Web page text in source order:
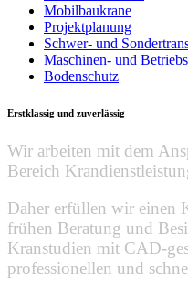
Mobilbaukrane
Projektplanung
Schwer- und
Maschinen- und
Bodenschutz
Erstklassig und zuverlässig
Wir arbeiten mit dem
Bereich
Daher erfüllen wir einen
frühen Beratung und
Kranstudien mit CAD-
professionellen und